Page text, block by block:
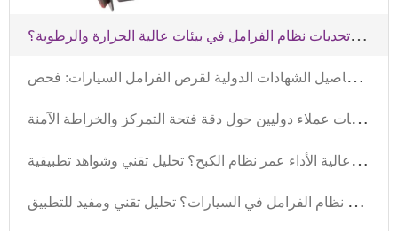
ك
شف أسرار آلية مقاومة الصدمة في الصواميل الفراملية عالية الأداء: كيف تتعامل مع تحديات نظام الفرامل في بيئات عالية الحرارة والرطوبة؟
ت
فاصيل الشهادات الدولية لقرص الفرامل السيارات: فحص COP من VCA ومتطلبات تقنية الشهادة EMARK
أ
خطاء تركيب أقراص الفرامل الشائعة: دروس من ملاحظات عملاء دوليين حول دقة فتحة التمركز والخراطة الآمنة
ك
يف تطيل أطقم الفرامل عالية الأداء عمر نظام الكبح؟ تحليل تقني وشواهد تطبيقية
ك
يف تعمل مجموعات الفرامل عالية الأداء على زيادة عمر نظام الفرامل في السيارات؟ تحليل تقني ومفيد للتطبيق